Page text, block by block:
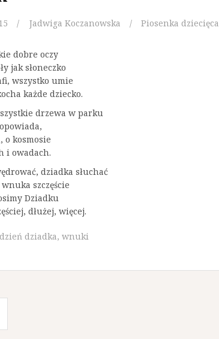
Jadwiga Koczanowska Piosenka dziecięca
dobre oczy
jak słoneczko
wszystko umie
każde dziecko.
drzewa w parku
o kosmosie
i owadach.
dziadka słuchać
szczęście
Dziadku
dłużej, więcej.
dzień dziadka, wnuki